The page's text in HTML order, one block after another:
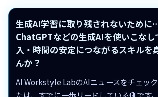
生成AI学習に取り残されないために
ChatGPTなどの生成AIを使いこなし
入・時間の安定につながるスキルを
んか？
AI Workstyle LabのAIニュースをチェッ